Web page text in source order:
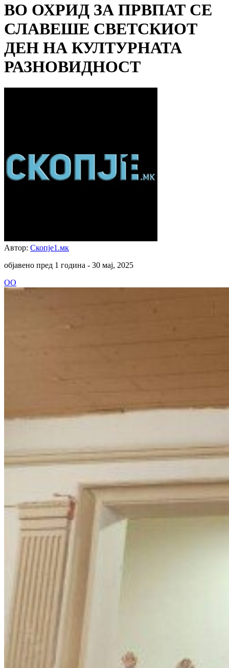
ВО ОХРИД ЗА ПРВПАТ СЕ
СЛАВЕШЕ СВЕТСКИОТ
ДЕН НА КУЛТУРНАТА
РАЗНОВИДНОСТ
Автор: Скопје1.мк
објавено пред 1 година - 30 мај, 2025
ОО